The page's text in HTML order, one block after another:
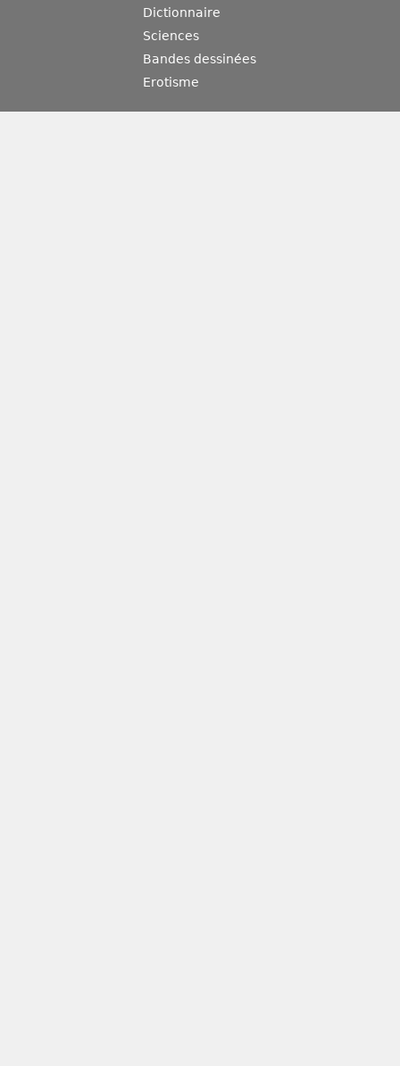
Dictionnaire
Sciences
Bandes dessinées
Erotisme